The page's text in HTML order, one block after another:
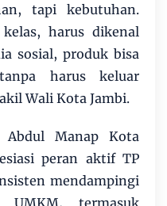
tapi kebutuhan.
harus dikenal
sosial, produk bisa
harus keluar
Wali Kota Jambi.
Abdul Manap Kota
peran aktif TP
mendampingi
termasuk